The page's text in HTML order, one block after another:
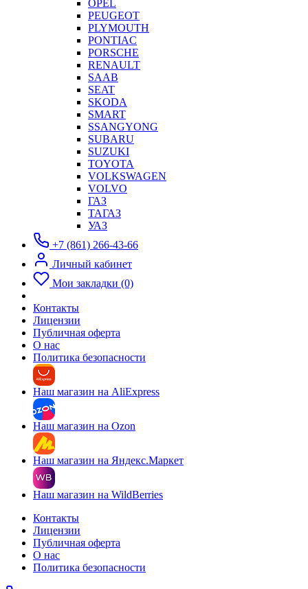
OPEL
PEUGEOT
PLYMOUTH
PONTIAC
PORSCHE
RENAULT
SAAB
SEAT
SKODA
SMART
SSANGYONG
SUBARU
SUZUKI
TOYOTA
VOLKSWAGEN
VOLVO
ГАЗ
ТАГАЗ
УАЗ
+7 (861) 266-43-66
Личный кабинет
Мои закладки (0)
Контакты
Лицензии
Публичная оферта
О нас
Политика безопасности
Наш магазин на AliExpress
Наш магазин на Ozon
Наш магазин на Яндекс.Маркет
Наш магазин на WildBerries
Контакты
Лицензии
Публичная оферта
О нас
Политика безопасности